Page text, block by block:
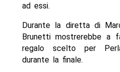
ad essi.
Durante la diretta di
Brunetti mostrerebbe a
regalo scelto per
durante la finale.